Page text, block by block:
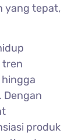
yang tepat,
tren
Dengan
produk